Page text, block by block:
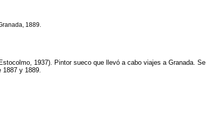
1889.
1937). Pintor sueco que llevó a cabo viajes a Granada. Se
1887 y 1889.